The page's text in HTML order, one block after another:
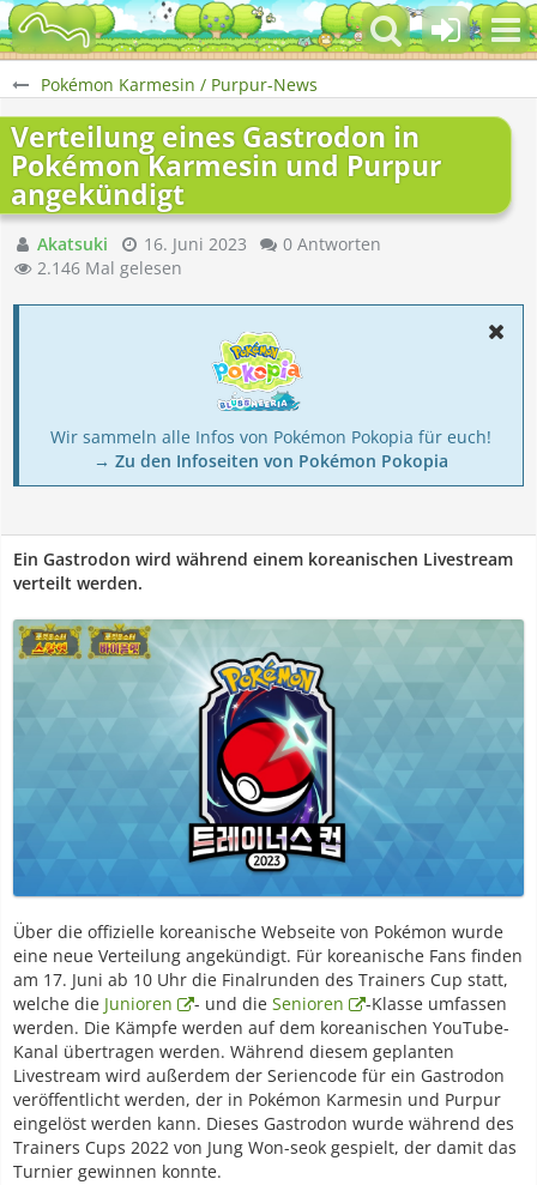
Pokémon Karmesin / Purpur-News
Verteilung eines Gastrodon in
Pokémon Karmesin und Purpur
angekündigt
Akatsuki 16. Juni 2023
0 Antworten
2.146 Mal gelesen
Wir sammeln alle Infos von Pokémon Pokopia für euch!
→ Zu den Infoseiten von Pokémon Pokopia
Ein Gastrodon wird während einem koreanischen Livestream
verteilt werden.
Über die offizielle koreanische Webseite von Pokémon wurde
eine neue Verteilung angekündigt. Für koreanische Fans finden
am 17. Juni ab 10 Uhr die Finalrunden des Trainers Cup statt,
welche die Junioren - und die Senioren
-Klasse umfassen
werden. Die Kämpfe werden auf dem koreanischen YouTube-
Kanal übertragen werden. Während diesem geplanten
Livestream wird außerdem der Seriencode für ein Gastrodon
veröffentlicht werden, der in Pokémon Karmesin und Purpur
eingelöst werden kann. Dieses Gastrodon wurde während des
Trainers Cups 2022 von Jung Won-seok gespielt, der damit das
Turnier gewinnen konnte.